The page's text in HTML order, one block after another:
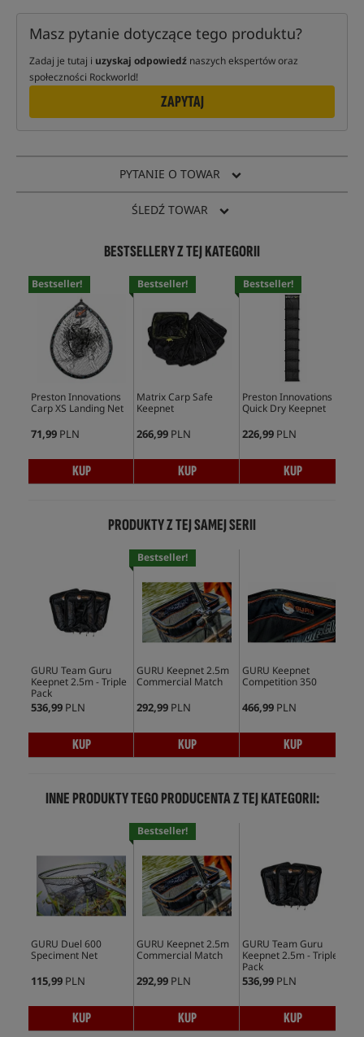
Masz pytanie dotyczące tego produktu?
Zadaj je tutaj i uzyskaj odpowiedź naszych ekspertów oraz
społeczności Rockworld!
ZAPYTAJ
PYTANIE O TOWAR
ŚLEDŹ TOWAR
BESTSELLERY Z TEJ KATEGORII
Bestseller!
Preston Innovations
Carp XS Landing Net
71,99 PLN
KUP
Bestseller!
Matrix Carp Safe
Keepnet
266,99 PLN
KUP
Bestseller!
Preston Innovations
Quick Dry Keepnet
226,99 PLN
KUP
PRODUKTY Z TEJ SAMEJ SERII
GURU Team Guru
Keepnet 2.5m - Triple
Pack
536,99 PLN
KUP
Bestseller!
GURU Keepnet 2.5m
Commercial Match
292,99 PLN
KUP
GURU Keepnet
Competition 350
466,99 PLN
KUP
INNE PRODUKTY TEGO PRODUCENTA Z TEJ KATEGORII:
GURU Duel 600
Speciment Net
115,99 PLN
KUP
Bestseller!
GURU Keepnet 2.5m
Commercial Match
292,99 PLN
KUP
GURU Team Guru
Keepnet 2.5m - Triple
Pack
536,99 PLN
KUP